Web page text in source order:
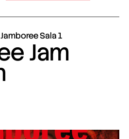
Jamboree Sala 1
Jam